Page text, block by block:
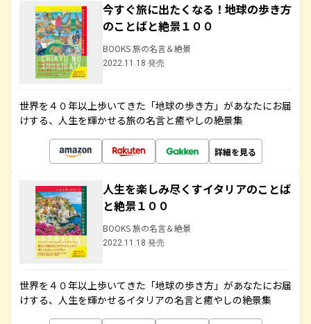
今すぐ旅に出たくなる！地球の歩き方
のことばと絶景１００
BOOKS 旅の名言＆絶景
2022.11.18 発売
世界を４０年以上歩いてきた「地球の歩き方」があなたにお届
けする、人生を輝かせる旅の名言と癒やしの絶景集
詳細を見る
人生を楽しみ尽くすイタリアのことば
と絶景１００
BOOKS 旅の名言＆絶景
2022.11.18 発売
世界を４０年以上歩いてきた「地球の歩き方」があなたにお届
けする、人生を輝かせるイタリアの名言と癒やしの絶景集